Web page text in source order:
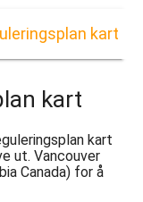
kart
kart
kart
ut. Vancouver
Canada) for å